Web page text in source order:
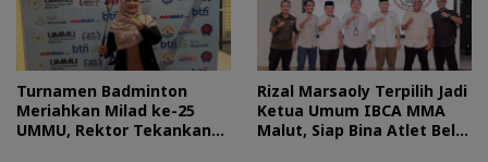
Turnamen Badminton
Meriahkan Milad ke-25
UMMU, Rektor Tekankan
Rizal Marsaoly Terpilih Jadi
Ketua Umum IBCA MMA
Malut, Siap Bina Atlet Bela